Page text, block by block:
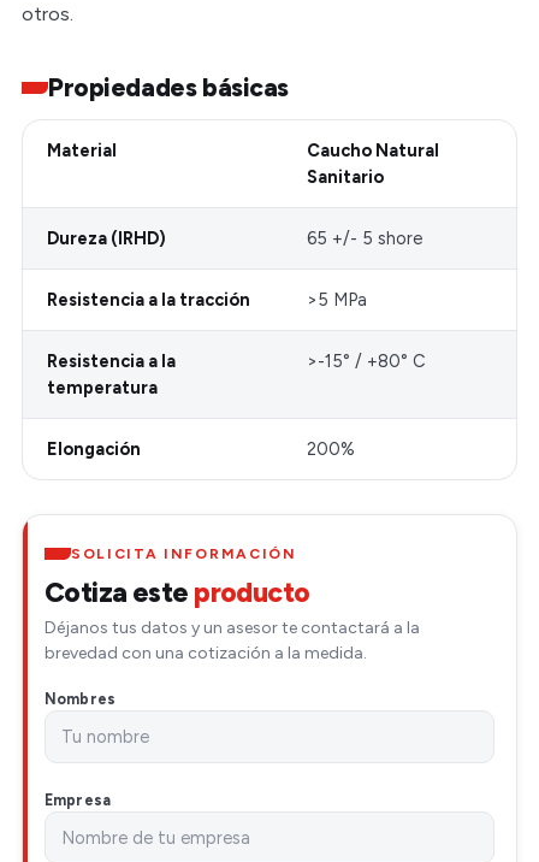
otros.
Propiedades básicas
Material
Caucho Natural
Sanitario
Dureza (IRHD) 65 +/- 5 shore
Resistencia a la tracción >5 MPa
Resistencia a la
temperatura
>-15° / +80° C
Elongación 200%
SOLICITA INFORMACIÓN
Cotiza este producto
Déjanos tus datos y un asesor te contactará a la
brevedad con una cotización a la medida.
Nombres
Empresa